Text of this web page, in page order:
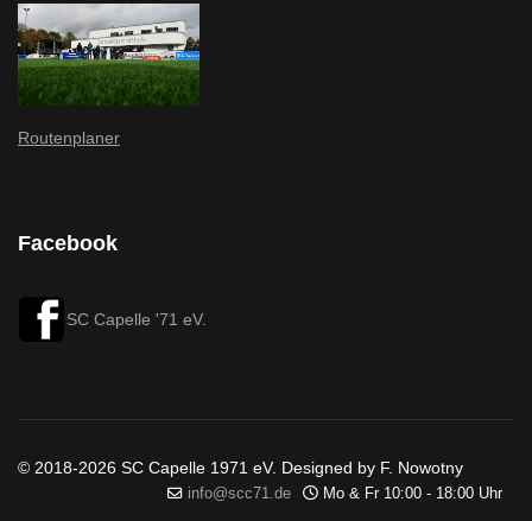
Routenplaner
Facebook
SC Capelle '71 eV.
© 2018-2026 SC Capelle 1971 eV. Designed by F. Nowotny
info@scc71.de Mo & Fr 10:00 - 18:00 Uhr